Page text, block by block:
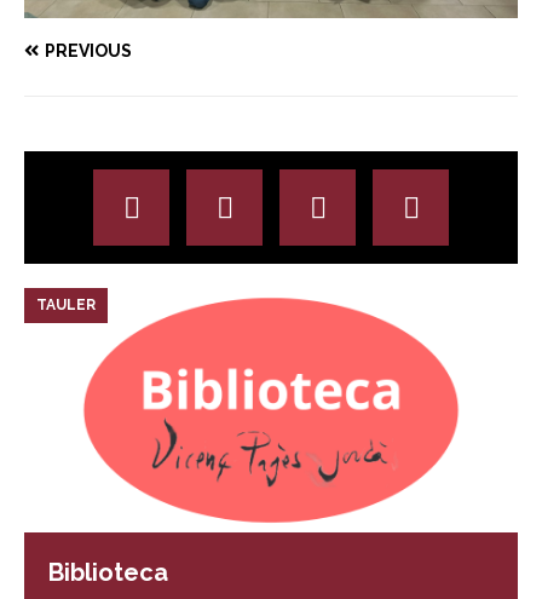
PREVIOUS
TAULER
Biblioteca